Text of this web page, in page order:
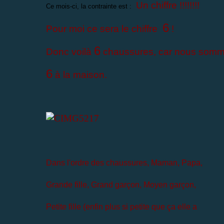
Ce mois-ci, la contrainte est : Un chiffre !!!!!!!!
Pour moi ce sera le chiffre 6 !
Donc voilà 6 chaussures, car nous
6 à la maison.
Dans l'ordre des chaussures, Maman, Papa,
Grande fille, Grand garçon, Moyen garçon,
Petite fille (enfin plus si petite que ça elle a